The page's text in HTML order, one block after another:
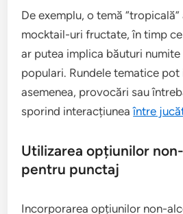
De exemplu, o temă
mocktail-uri fructate, în timp
ar putea implica băuturi
populari. Rundele tematice pot
asemenea, provocări sau
sporind interacțiuneaîntre
Utilizarea opțiunilor
pentru punctaj
Incorporarea opțiunilor non-